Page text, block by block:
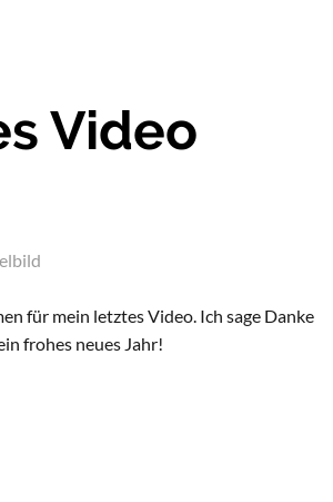
Video
für mein letztes Video. Ich sage Danke
frohes neues Jahr!